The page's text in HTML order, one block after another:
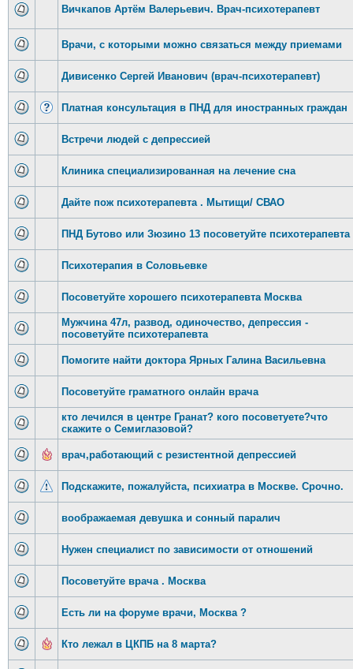
Вичкапов Артём Валерьевич. Врач-психотерапевт
Врачи, с которыми можно связаться между приемами
Дивисенко Сергей Иванович (врач-психотерапевт)
Платная консультация в ПНД для иностранных граждан
Встречи людей с депрессией
Клиника специализированная на лечение сна
Дайте пож психотерапевта . Мытищи/ СВАО
ПНД Бутово или Зюзино 13 посоветуйте психотерапевта
Психотерапия в Соловьевке
Посоветуйте хорошего психотерапевта Москва
Мужчина 47л, развод, одиночество, депрессия -
посоветуйте психотерапевта
Помогите найти доктора Ярных Галина Васильевна
Посоветуйте граматного онлайн врача
кто лечился в центре Гранат? кого посоветуете?что
скажите о Семиглазовой?
врач,работающий с резистентной депрессией
Подскажите, пожалуйста, психиатра в Москве. Срочно.
воображаемая девушка и сонный паралич
Нужен специалист по зависимости от отношений
Посоветуйте врача . Москва
Есть ли на форуме врачи, Москва ?
Кто лежал в ЦКПБ на 8 марта?